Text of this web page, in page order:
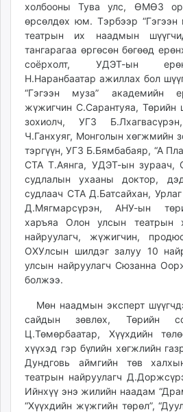
Eguur.mn
24tsag.mn
shuud.mn
eagle.mn
ergelt.mn
zarig.mn
today.mn
zuv.mn
mminfo.mn
ugluu.mn
urlag.mn
unen.mn
asu.mn
shudarga.mn
shuurhai.mn
unuudur.mn
isee.mn
mglradio.com
fact.mn
itoim.mn
tumen.mn
shuum.mn
times.mn
tvmongolia.mn
холбооны Тува улс, ӨМӨЗ
өрсөлдөх юм. Тэрбээр “Гэгээн
театрын их наадмын
тангарагаа өргөсөн бөгөөд
соёрхолт, УДЭТ-ын
Н.Наранбаатар ажиллах бол
“Гэгээн муза” академийн
жүжигчин С.Сарантуяа, Төрийн
зохиолч, УГЗ
Ч.Ганхуяг, Монголын хөгжмийн
тэргүүн, УГЗ Б.Бямбабаяр, “А
СТА Т.Аянга, УДЭТ-ын зураач,
судлалын ухааны доктор,
судлаач СТА Д.Батсайхан,
Д.Мягмарсүрэн, АНУ-ын
харъяа Олон улсын театрын
найруулагч, жүжигчин,
ОХУлсын шилдэг залуу 10
улсын найруулагч Сюзанна
болжээ.
Мөн наадмын эксперт
сайдын зөвлөх, Төрийн
Ц.Төмөрбаатар, Хүүхдийн
хүүхэд гэр бүлийн хөгжлийн
Дундговь аймгийн төв
театрын найруулагч
Ийнхүү энэ жилийн наадам
“Хүүхдийн жүжгийн төрөл”,